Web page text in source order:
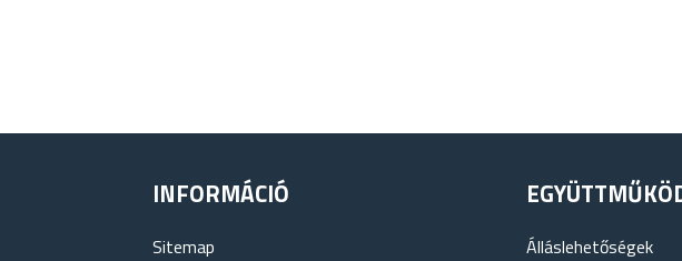
INFORMÁCIÓ
Sitemap
Álláslehetőségek